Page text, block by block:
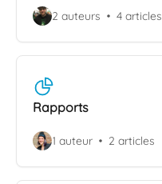
2 auteurs 4 articles
Rapports
1 auteur 2 articles